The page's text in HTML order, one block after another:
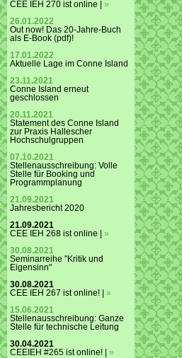
CEE IEH 270 ist online | »
26.01.2022
Out now! Das 20-Jahre-Buch
als E-Book (pdf)!
17.01.2022
Aktuelle Lage im Conne Island
23.11.2021
Conne Island erneut
geschlossen
20.11.2021
Statement des Conne Island
zur Praxis Hallescher
Hochschulgruppen
07.10.2021
Stellenausschreibung: Volle
Stelle für Booking und
Programmplanung
21.09.2021
Jahresbericht 2020
21.09.2021
CEE IEH 268 ist online | »
30.08.2021
Seminarreihe "Kritik und
Eigensinn"
30.08.2021
CEE IEH 267 ist online! | »
15.06.2021
Stellenausschreibung: Ganze
Stelle für technische Leitung
30.04.2021
CEEIEH #265 ist online! | »